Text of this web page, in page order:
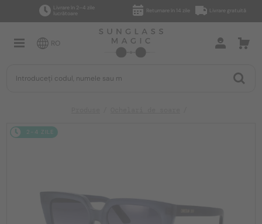
Livrare în 2–4 zile
lucrătoare
Returnare în 14 zile Livrare gratuită
RO
2-4 ZILE